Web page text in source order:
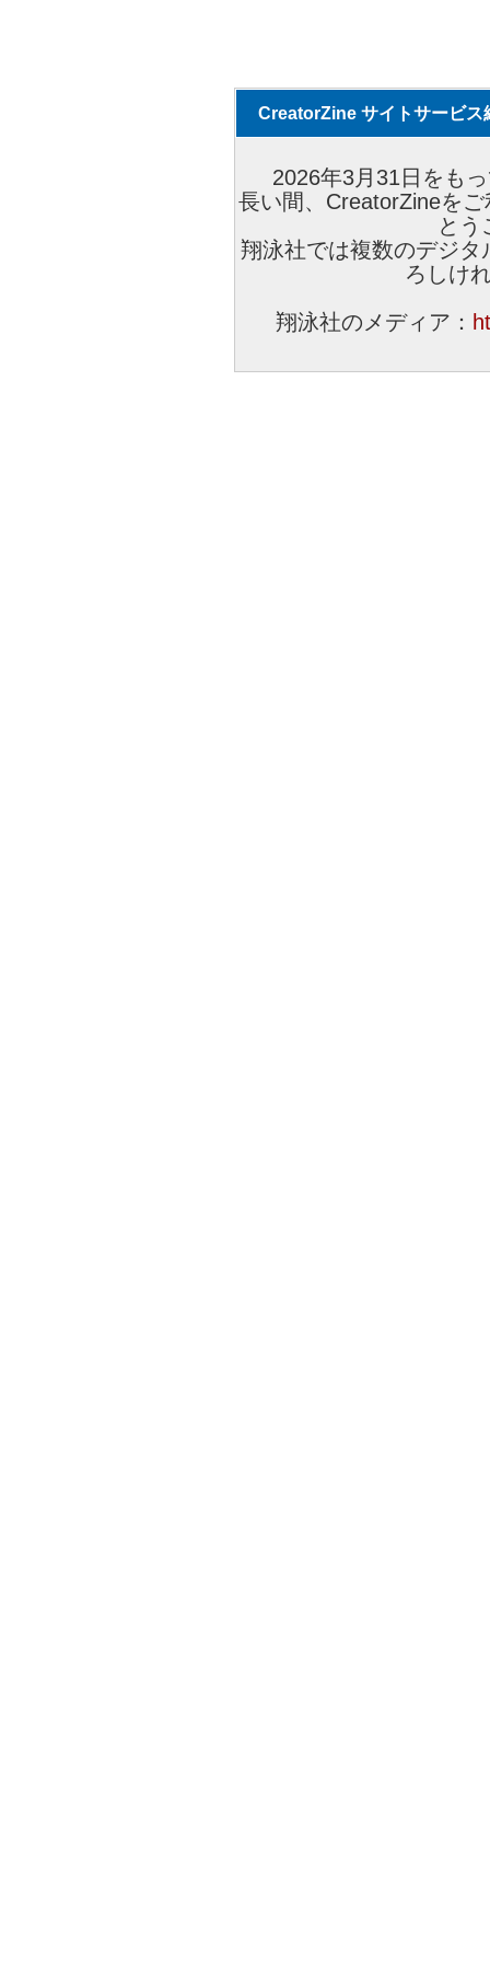
CreatorZine サイトサービス
2026年3月31日をも
長い間、CreatorZineを
とう
翔泳社では複数のデジ
ろしけ
翔泳社のメディア：